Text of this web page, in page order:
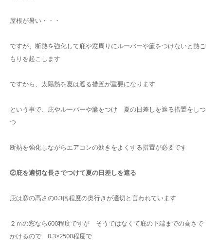
屋根が暑い・・・
ですが、断熱を強化して庇や窓周りにルーバーや簾をつけないと熱ご
もりを起こします
ですから、太陽熱を夏は遮る措置が重要になります
という事で、庇やルーバーや簾をつけ 夏の日差しを遮る措置をしつ
つ
断熱を強化しながらエアコンの効きをよくする措置が必要です
②庇を適切な長さでつけて夏の日差しを遮る
庇は窓の高さの0.3倍程度の奥行きが適切と言われています
２ｍの窓なら600程度ですが そうではなくて庇の下端までの高さで
かけるので 0.3×2500程度で